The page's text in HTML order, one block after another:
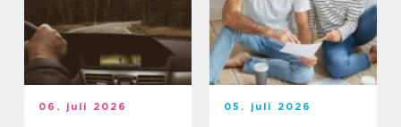
06. juli 2026 05. juli 2026